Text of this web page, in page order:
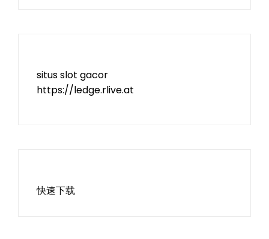
situs slot gacor
https://ledge.rlive.at
快速下载